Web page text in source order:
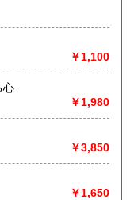
保管していますの
。ご来店にてお求
せ。
￥1,100
心
￥1,980
￥3,850
￥1,650